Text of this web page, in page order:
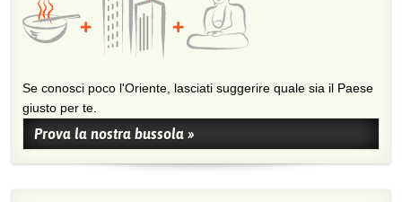
Se conosci poco l'Oriente, lasciati suggerire quale sia il Paese
giusto per te.
Prova la nostra bussola »